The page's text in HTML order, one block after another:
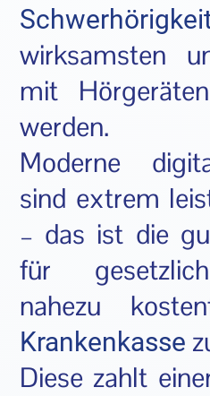
wirksamsten
mit
werden.
Moderne
sind extrem
– das ist die
für
nahezu
Krankenkasse
Diese zahlt